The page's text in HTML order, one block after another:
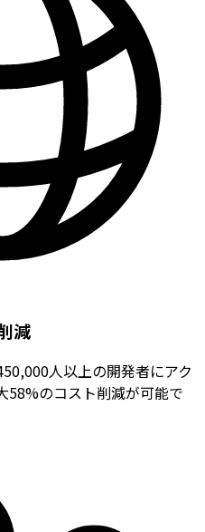
減
人以上の開発者にアク
58%のコスト削減が可能で